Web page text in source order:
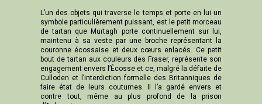
L’un des objets qui traverse le temps et porte en lui un
symbole particulièrement puissant, est le petit morceau
de tartan que Murtagh porte continuellement sur lui,
maintenu à sa veste par une broche représentant la
couronne écossaise et deux cœurs enlacés. Ce petit
bout de tartan aux couleurs des Fraser, représente son
engagement envers l’Écosse et ce, malgré la défaite de
Culloden et l’interdiction formelle des Britanniques de
faire état de leurs coutumes. Il l’a gardé envers et
contre tout, même au plus profond de la prison